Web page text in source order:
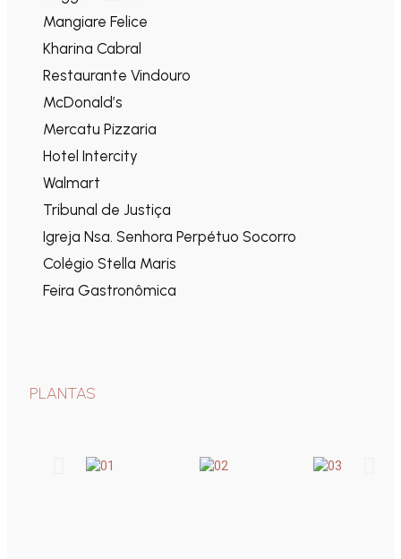
Mangiare Felice
Kharina Cabral
Restaurante Vindouro
McDonald’s
Mercatu Pizzaria
Hotel Intercity
Walmart
Tribunal de Justiça
Igreja Nsa. Senhora Perpétuo Socorro
Colégio Stella Maris
Feira Gastronômica
PLANTAS